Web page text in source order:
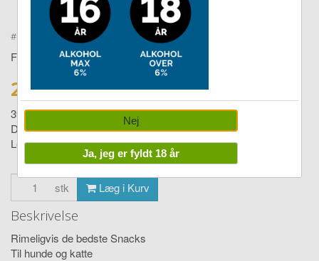
Double tap to zoom
# 400440023
FICCARO
29,00 DKK
39,00
Duck and Pollock Sushi
Levering:1-4 dage
stk Læg i Kurv
Beskrivelse
Rimeligvis de bedste Snacks
Til hunde og katte
Nej
Ja, jeg er fyldt 18 år